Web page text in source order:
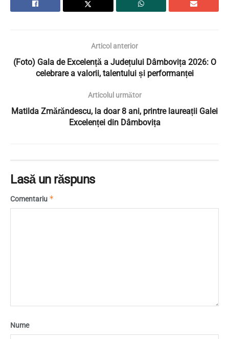
Articol anterior
(Foto) Gala de Excelență a Județului Dâmbovița 2026: O
celebrare a valorii, talentului și performanței
Articolul următor
Matilda Zmărăndescu, la doar 8 ani, printre laureații Galei
Excelenței din Dâmbovița
Lasă un răspuns
Comentariu *
Nume